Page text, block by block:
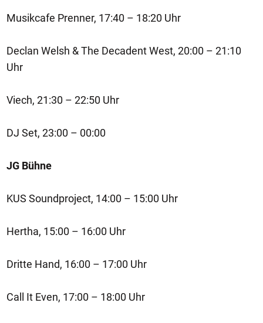
Musikcafe Prenner, 17:40 – 18:20 Uhr
Declan Welsh & The Decadent West, 20:00 – 21:10
Uhr
Viech, 21:30 – 22:50 Uhr
DJ Set, 23:00 – 00:00
JG Bühne
KUS Soundproject, 14:00 – 15:00 Uhr
Hertha, 15:00 – 16:00 Uhr
Dritte Hand, 16:00 – 17:00 Uhr
Call It Even, 17:00 – 18:00 Uhr